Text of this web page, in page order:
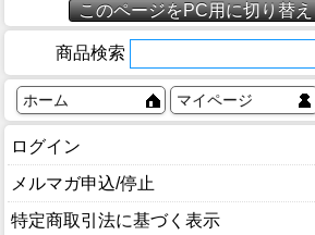
このページをPC用に切り替え
商品検索
ホーム マイページ
ログイン
メルマガ申込/停止
特定商取引法に基づく表示